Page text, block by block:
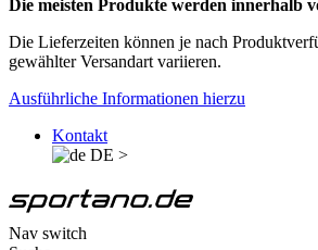
Die meisten Produkte werden innerhalb
Die Lieferzeiten können je nach
gewählter Versandart variieren.
Ausführliche Informationen hierzu
Kontakt
DE >
Nav switch